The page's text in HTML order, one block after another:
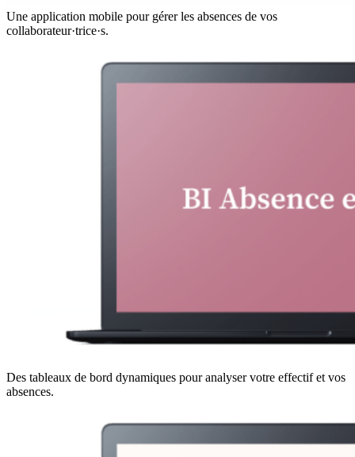
Une application mobile pour gérer les absences de vos
collaborateur·trice·s.
Des tableaux de bord dynamiques pour analyser votre effectif et vos
absences.